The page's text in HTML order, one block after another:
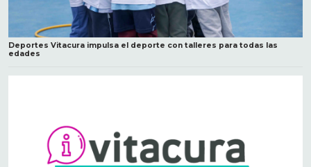
Deportes Vitacura impulsa el deporte con talleres para todas las
edades